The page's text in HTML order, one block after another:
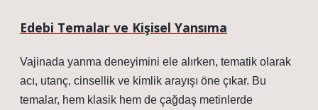
Edebi Temalar ve Kişisel Yansıma
Vajinada yanma deneyimini ele alırken, tematik olarak
acı, utanç, cinsellik ve kimlik arayışı öne çıkar. Bu
temalar, hem klasik hem de çağdaş metinlerde